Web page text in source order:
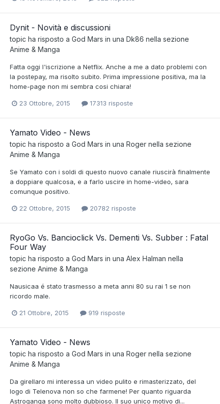
Dynit - Novità e discussioni
topic ha risposto a God Mars in una Dk86 nella sezione
Anime & Manga
Fatta oggi l'iscrizione a Netflix. Anche a me a dato problemi con
la postepay, ma risolto subito. Prima impressione positiva, ma la
home-page non mi sembra cosi chiara!
23 Ottobre, 2015 17313 risposte
Yamato Video - News
topic ha risposto a God Mars in una Roger nella sezione
Anime & Manga
Se Yamato con i soldi di questo nuovo canale riuscirà finalmente
a doppiare qualcosa, e a farlo uscire in home-video, sara
comunque positivo.
22 Ottobre, 2015 20782 risposte
RyoGo Vs. Bancioclick Vs. Dementi Vs. Subber : Fatal
Four Way
topic ha risposto a God Mars in una Alex Halman nella
sezione Anime & Manga
Nausicaa é stato trasmesso a meta anni 80 su rai 1 se non
ricordo male.
21 Ottobre, 2015 919 risposte
Yamato Video - News
topic ha risposto a God Mars in una Roger nella sezione
Anime & Manga
Da girellaro mi interessa un video pulito e rimasterizzato, del
logo di Telenova non so che farmene! Per quanto riguarda
Astroganga sono molto dubbioso. Il suo unico motivo di...